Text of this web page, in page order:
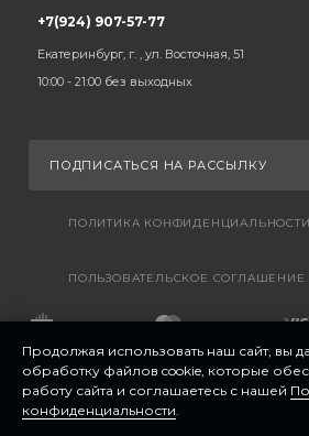
+7(924) 907-57-77
Екатеринбург, г. , ул. Восточная, 51
10:00 - 21:00 без выходных
ПОДПИСАТЬСЯ НА РАССЫЛКУ
ПОЛИТИКА КОНФИДЕНЦИАЛЬНОСТИ
ПОЛЬЗОВАТЕЛЬСКОЕ СОГЛАШЕНИЕ
Продолжая использовать наш сайт, вы
обработку файлов cookie, которые
работу сайта и соглашаетесь с нашей
конфиденциальности.